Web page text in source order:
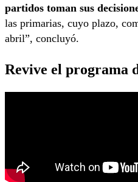
partidos toman sus
las primarias, cuyo plazo,
abril”, concluyó.
Revive el programa